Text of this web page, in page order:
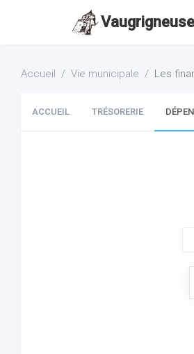
Vaugrigneuse
Accueil Vie municipale Les
ACCUEIL TRÉSORERIE